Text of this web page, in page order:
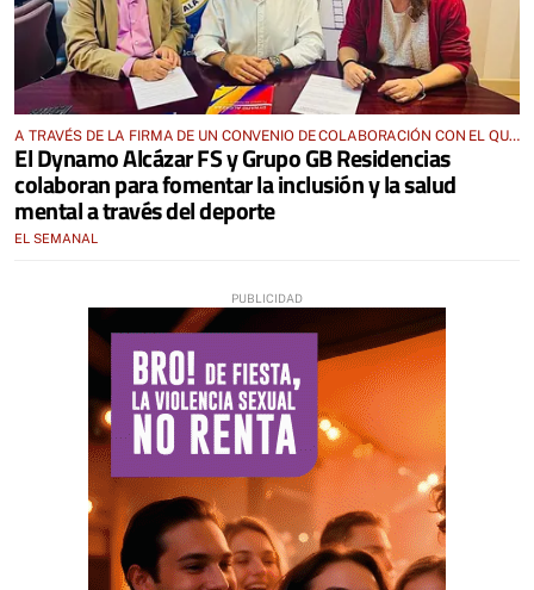
A TRAVÉS DE LA FIRMA DE UN CONVENIO DE COLABORACIÓN CON EL QUE
REALIZARÁN ACTIVIDADES CONJUNTAS
El Dynamo Alcázar FS y Grupo GB Residencias
colaboran para fomentar la inclusión y la salud
mental a través del deporte
EL SEMANAL